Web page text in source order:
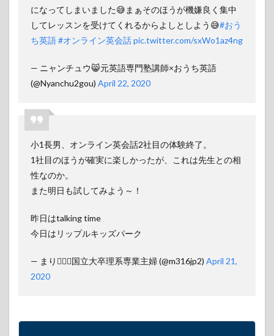
になってしまいました😅まぁそのほうが機嫌良く集中
してレッスンを受けてくれるからよしとしよう😅#おう
ち英語#オンライン英会話pic.twitter.com/sxWo1az4ng
— ニャンチュウ😸元英語専門塾講師×おうち英語
(@Nyanchu2gou) April 22, 2020
小1長男、オンライン英会話2社目の体験終了。
1社目のほうが確実に楽しかったが、これは先生との相
性なのか。
また明日も試してみよう～！
昨日はtalking time
今日はリップルキッズパーク
— まり🏃🏻‍♀️国立大卒理系専業主婦 (@m316jp2) April 21,
2020